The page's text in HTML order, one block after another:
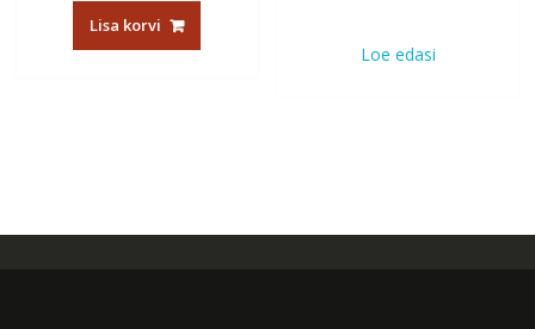
Lisa korvi
Loe edasi